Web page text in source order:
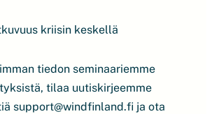
kriisin keskellä
tiedon seminaariemme
tilaa uutiskirjeemme
support@windfinland.fi ja ota